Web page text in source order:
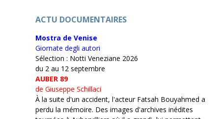
ACTU DOCUMENTAIRES
Mostra de Venise
Giornate degli autori
Sélection : Notti Veneziane 2026
du 2 au 12 septembre
AUBER 89
de Giuseppe Schillaci
À la suite d'un accident, l'acteur Fatsah Bouyahmed a
perdu la mémoire. Des images d'archives inédites